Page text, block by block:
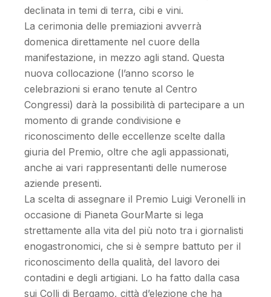
declinata in temi di terra, cibi e vini.
La cerimonia delle premiazioni avverrà
domenica direttamente nel cuore della
manifestazione, in mezzo agli stand. Questa
nuova collocazione (l’anno scorso le
celebrazioni si erano tenute al Centro
Congressi) darà la possibilità di partecipare a un
momento di grande condivisione e
riconoscimento delle eccellenze scelte dalla
giuria del Premio, oltre che agli appassionati,
anche ai vari rappresentanti delle numerose
aziende presenti.
La scelta di assegnare il Premio Luigi Veronelli in
occasione di Pianeta GourMarte si lega
strettamente alla vita del più noto tra i giornalisti
enogastronomici, che si è sempre battuto per il
riconoscimento della qualità, del lavoro dei
contadini e degli artigiani. Lo ha fatto dalla casa
sui Colli di Bergamo, città d’elezione che ha